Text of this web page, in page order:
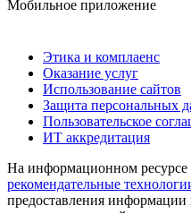
Мобильное приложение
Этика и комплаенс
Оказание услуг
Использование сайтов
Защита персональных
Пользовательское
ИТ аккредитация
На информационном ресурсе
рекомендательные
предоставления информации